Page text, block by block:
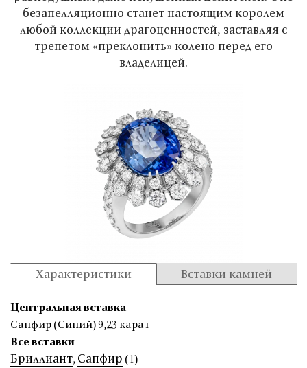
безапелляционно станет настоящим королем
любой коллекции драгоценностей, заставляя с
трепетом «преклонить» колено перед его
владелицей.
Характеристики Вставки камней
Центральная вставка
Сапфир (Синий) 9,23 карат
Все вставки
Бриллиант, Сапфир (1)